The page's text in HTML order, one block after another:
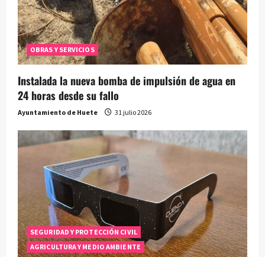
OBRAS Y SERVICIOS
Instalada la nueva bomba de impulsión de agua en
24 horas desde su fallo
Ayuntamiento de Huete 31 julio 2026
SEGURIDAD Y PROTECCIÓN CIVIL
AGRICULTURA Y MEDIO AMBIENTE